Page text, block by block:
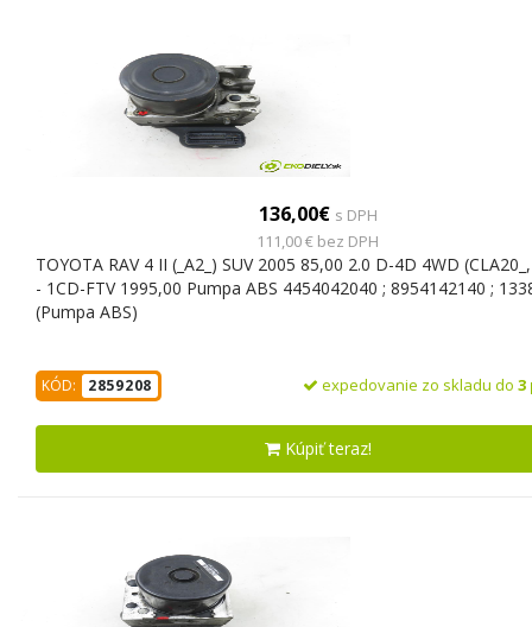
136,00€ s DPH
111,00 € bez DPH
TOYOTA RAV 4 II (_A2_) SUV 2005 85,00 2.0 D-4D 4WD
- 1CD-FTV 1995,00 Pumpa ABS 4454042040 ; 8954142140 ;
(Pumpa ABS)
KÓD: 2859208 expedovanie zo skladu do 3
Kúpiť teraz!